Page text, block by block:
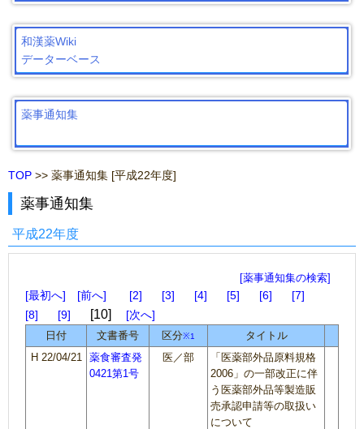
和漢薬Wiki
データーベース
薬事通知集
TOP >> 薬事通知集 [平成22年度]
薬事通知集
平成22年度
[薬事通知集の検索]
最初へ 前へ 2 3 4 5 6
7
8
9 10 次へ
日付 文書番号 区分※1
タイトル
H 22/04/21
薬食審査発
0421第1号
医／部
「医薬部外品原料規格
2006」の一部改正に伴
う医薬部外品等製造販
売承認申請等の取扱い
について